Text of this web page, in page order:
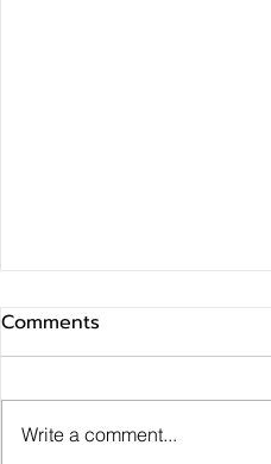
Comments
Write a comment...